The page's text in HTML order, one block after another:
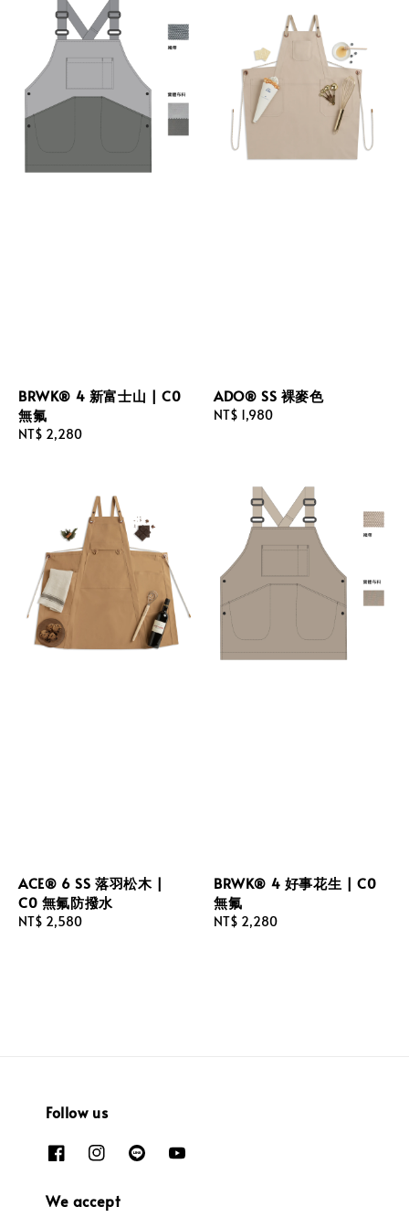
BRWK® 4 新富士山 | C0
無氟
Regular
NT$ 2,280
ADO® SS 裸麥色
Regular
NT$ 1,980
ACE® 6 SS 落羽松木 |
C0 無氟防撥水
Regular
NT$ 2,580
BRWK® 4 好事花生 | C0
無氟
Regular
NT$ 2,280
Follow us
We accept